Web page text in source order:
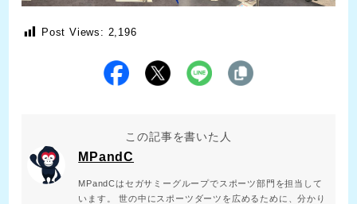
Post Views: 2,196
この記事を書いた人
MPandC
MPandCはセガサミーグループでスポーツ部門を担当して
います。 世の中にスポーツダーツを広めるために、分かり